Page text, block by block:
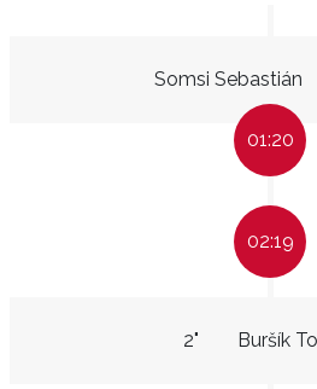
Somsi Sebastián
01:20
02:19
Buršík
2"